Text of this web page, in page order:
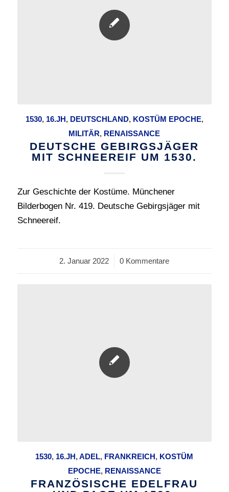
1530, 16.JH, DEUTSCHLAND, KOSTÜM EPOCHE,
MILITÄR, RENAISSANCE
DEUTSCHE GEBIRGSJÄGER
MIT SCHNEEREIF UM 1530.
Zur Geschichte der Kostüme. Münchener
Bilderbogen Nr. 419. Deutsche Gebirgsjäger mit
Schneereif.
2. Januar 2022
/ 0 Kommentare
1530, 16.JH,ADEL, FRANKREICH, KOSTÜM
EPOCHE, RENAISSANCE
FRANZÖSISCHE EDELFRAU